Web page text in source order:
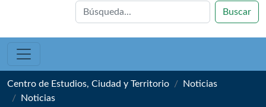
Buscar
Centro de Estudios, Ciudad y Territorio
Noticias
Noticias